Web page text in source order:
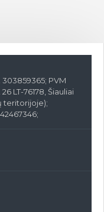
PVM
LT-76178, Šiauliai
teritorijoje);